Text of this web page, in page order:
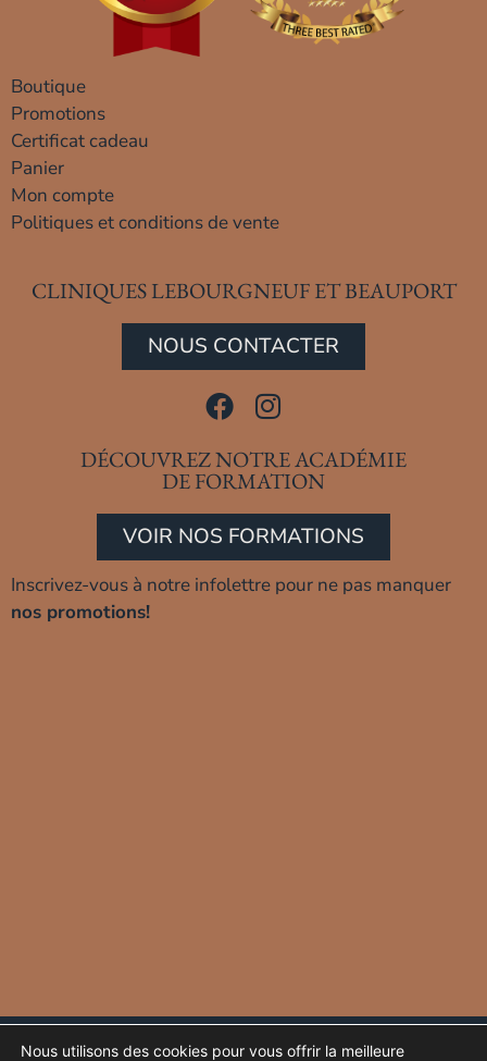
Boutique
Promotions
Certificat cadeau
Panier
Mon compte
Politiques et conditions de vente
CLINIQUES LEBOURGNEUF ET BEAUPORT
NOUS CONTACTER
DÉCOUVREZ NOTRE ACADÉMIE
DE FORMATION
VOIR NOS FORMATIONS
Inscrivez-vous à notre infolettre pour ne pas manquer
nos promotions!
Protection de vos données Glossaire
Nous utilisons des cookies pour vous offrir la meilleure